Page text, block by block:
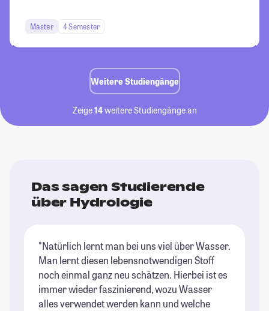
Master 4 Semester
Weitere Studiengänge
Zeige14weitere Studiengänge an
Das sagen Studierende
über Hydrologie
"Natürlich lernt man bei uns viel über Wasser.
Man lernt diesen lebensnotwendigen Stoff
noch einmal ganz neu schätzen. Hierbei ist es
immer wieder faszinierend, wozu Wasser
alles verwendet werden kann und welche